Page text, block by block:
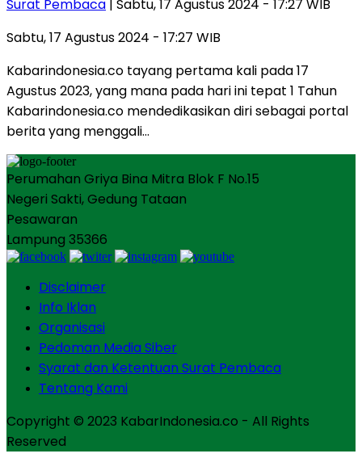
Surat Pembaca | Sabtu, 17 Agustus 2024 - 17:27 WIB
Sabtu, 17 Agustus 2024 - 17:27 WIB
Kabarindonesia.co tayang pertama kali pada 17
Agustus 2023, yang mana pada hari ini tepat 1 Tahun
Kabarindonesia.co mendedikasikan diri sebagai portal
berita yang menggali…
Perumahan Griya Bina Mitra Blok F No.15
Negeri Sakti, Gedung Tataan
Pesawaran
Lampung 35366
Disclaimer
Info Iklan
Organisasi
Pedoman Media Siber
Syarat dan Ketentuan Surat Pembaca
Tentang Kami
Copyright © 2023 KabarIndonesia.co - All Rights
Reserved